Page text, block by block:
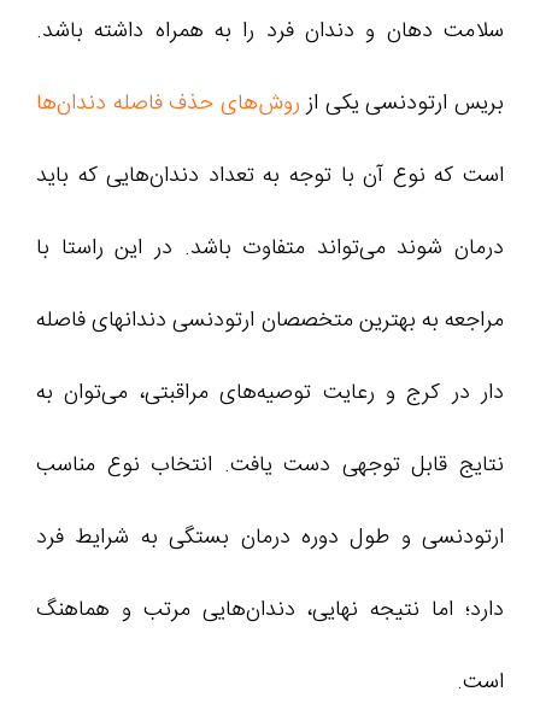
سلامت دهان و دندان فرد را به همراه داشته باشد.
بریس ارتودنسی یکی از روش‌های حذف فاصله دندان‌ها
است که نوع آن با توجه به تعداد دندان‌هایی که باید
درمان شوند می‌تواند متفاوت باشد. در این راستا با
مراجعه به بهترین متخصصان ارتودنسی دندانهای فاصله
دار در کرج و رعایت توصیه‌های مراقبتی، می‌توان به
نتایج قابل توجهی دست یافت. انتخاب نوع مناسب
ارتودنسی و طول دوره درمان بستگی به شرایط فرد
دارد؛ اما نتیجه نهایی، دندان‌هایی مرتب و هماهنگ
است.